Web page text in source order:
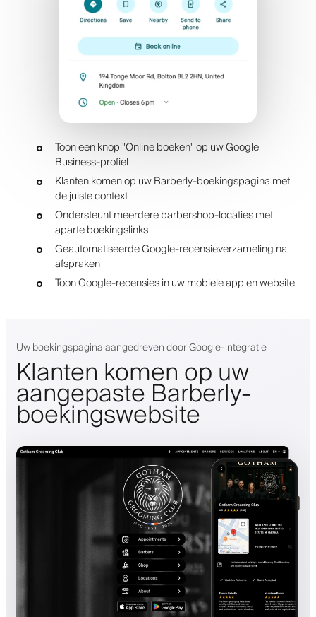
Toon een knop "Online boeken" op uw Google
Business-profiel
Klanten komen op uw Barberly-boekingspagina met
de juiste context
Ondersteunt meerdere barbershop-locaties met
aparte boekingslinks
Geautomatiseerde Google-recensieverzameling na
afspraken
Toon Google-recensies in uw mobiele app en website
Uw boekingspagina aangedreven door Google-integratie
Klanten komen op uw
aangepaste Barberly-
boekingswebsite